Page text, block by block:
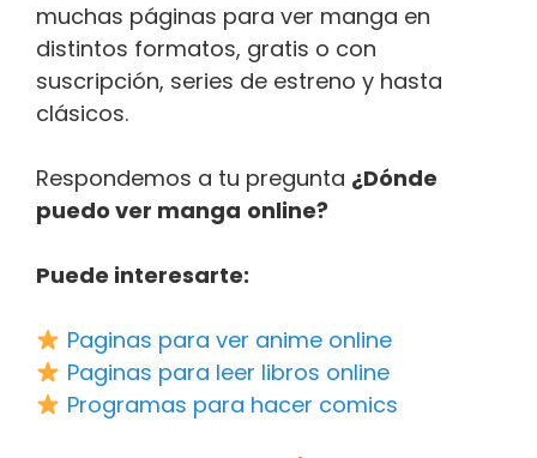
muchas páginas para ver manga en
distintos formatos, gratis o con
suscripción, series de estreno y hasta
clásicos.
Respondemos a tu pregunta ¿Dónde
puedo ver manga online?
Puede interesarte:
Paginas para ver anime online
Paginas para leer libros online
Programas para hacer comics